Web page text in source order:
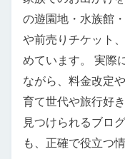
の遊園地・水族館
や前売りチケット
めています。 実際
ながら、料金改定
育て世代や旅行好
見つけられるブロ
も、正確で役立つ